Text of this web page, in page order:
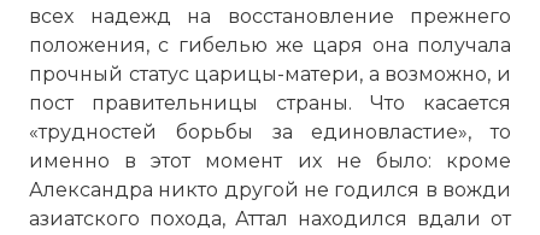
всех надежд на восстановление прежнего
положения, с гибелью же царя она получала
прочный статус царицы-матери, а возможно, и
пост правительницы страны. Что касается
«трудностей борьбы за единовластие», то
именно в этот момент их не было: кроме
Александра никто другой не годился в вожди
азиатского похода, Аттал находился вдали от